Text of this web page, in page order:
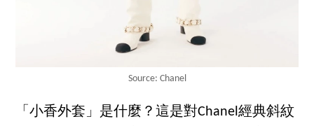
Source: Chanel
「小香外套」是什麼？這是對Chanel經典斜紋